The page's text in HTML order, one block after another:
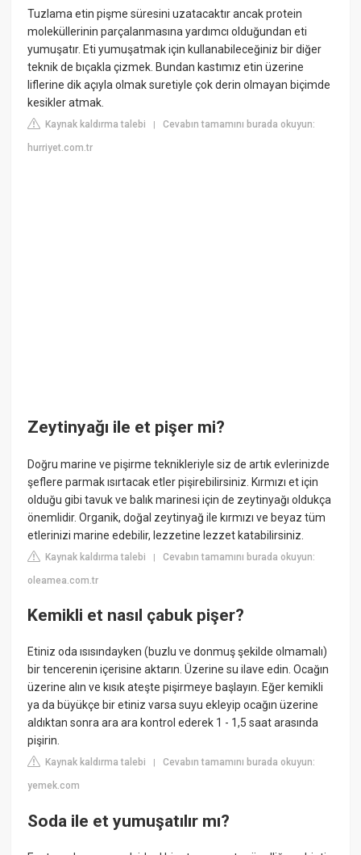
Tuzlama etin pişme süresini uzatacaktır ancak protein
moleküllerinin parçalanmasına yardımcı olduğundan eti
yumuşatır. Eti yumuşatmak için kullanabileceğiniz bir diğer
teknik de bıçakla çizmek. Bundan kastımız etin üzerine
liflerine dik açıyla olmak suretiyle çok derin olmayan biçimde
kesikler atmak.
Kaynak kaldırma talebi |Cevabın tamamını burada okuyun:
hurriyet.com.tr
Zeytinyağı ile et pişer mi?
Doğru marine ve pişirme teknikleriyle siz de artık evlerinizde
şeflere parmak ısırtacak etler pişirebilirsiniz. Kırmızı et için
olduğu gibi tavuk ve balık marinesi için de zeytinyağı oldukça
önemlidir. Organik, doğal zeytinyağ ile kırmızı ve beyaz tüm
etlerinizi marine edebilir, lezzetine lezzet katabilirsiniz.
Kaynak kaldırma talebi |Cevabın tamamını burada okuyun:
oleamea.com.tr
Kemikli et nasıl çabuk pişer?
Etiniz oda ısısındayken (buzlu ve donmuş şekilde olmamalı)
bir tencerenin içerisine aktarın. Üzerine su ilave edin. Ocağın
üzerine alın ve kısık ateşte pişirmeye başlayın. Eğer kemikli
ya da büyükçe bir etiniz varsa suyu ekleyip ocağın üzerine
aldıktan sonra ara ara kontrol ederek 1 - 1,5 saat arasında
pişirin.
Kaynak kaldırma talebi |Cevabın tamamını burada okuyun:
yemek.com
Soda ile et yumuşatılır mı?